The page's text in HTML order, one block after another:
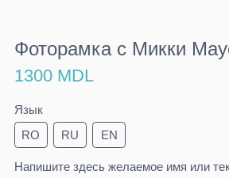
Фоторамка с Микки
1300 MDL
Язык
RO
RU EN
Напишите здесь желаемое имя или